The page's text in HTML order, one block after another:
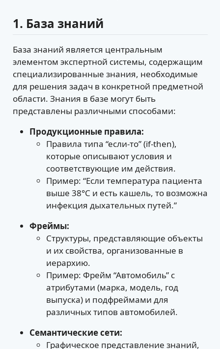
1. База знаний
База знаний является центральным
элементом экспертной системы, содержащим
специализированные знания, необходимые
для решения задач в конкретной предметной
области. Знания в базе могут быть
представлены различными способами:
Продукционные правила:
Правила типа “если-то” (if-then),
которые описывают условия и
соответствующие им действия.
Пример: “Если температура пациента
выше 38°C и есть кашель, то возможна
инфекция дыхательных путей.”
Фреймы:
Структуры, представляющие объекты
и их свойства, организованные в
иерархию.
Пример: Фрейм “Автомобиль” с
атрибутами (марка, модель, год
выпуска) и подфреймами для
различных типов автомобилей.
Семантические сети:
Графическое представление знаний,